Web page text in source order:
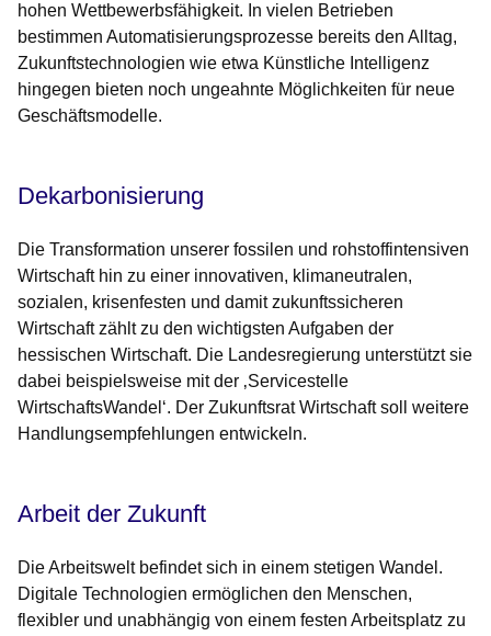
hohen Wettbewerbsfähigkeit. In vielen Betrieben
bestimmen Automatisierungsprozesse bereits den Alltag,
Zukunftstechnologien wie etwa Künstliche Intelligenz
hingegen bieten noch ungeahnte Möglichkeiten für neue
Geschäftsmodelle.
Dekarbonisierung
Die Transformation unserer fossilen und rohstoffintensiven
Wirtschaft hin zu einer innovativen, klimaneutralen,
sozialen, krisenfesten und damit zukunftssicheren
Wirtschaft zählt zu den wichtigsten Aufgaben der
hessischen Wirtschaft. Die Landesregierung unterstützt sie
dabei beispielsweise mit der ‚Servicestelle
WirtschaftsWandel‘. Der Zukunftsrat Wirtschaft soll weitere
Handlungsempfehlungen entwickeln.
Arbeit der Zukunft
Die Arbeitswelt befindet sich in einem stetigen Wandel.
Digitale Technologien ermöglichen den Menschen,
flexibler und unabhängig von einem festen Arbeitsplatz zu